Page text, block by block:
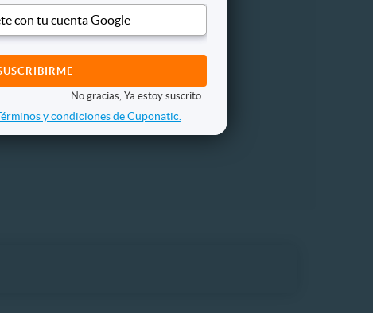
con tu cuenta Google
No gracias, Ya estoy suscrito.
y condiciones de Cuponatic.